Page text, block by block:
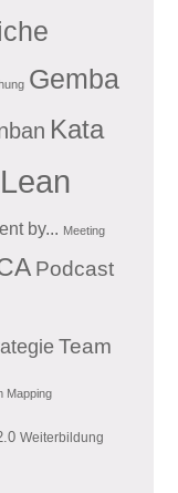
Gemba
Kata
Lean
by... Meeting
Podcast
Team
Mapping
Weiterbildung